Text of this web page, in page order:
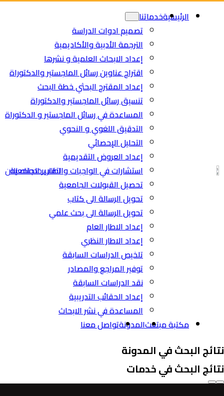
Skip
الرئيسيةخدماتنا
تصميم ادوات الدراسة
الترجمة الأدبية والأكاديمية
إعداد الابحاث العلمية و نشرها
اقتراح عناوين رسائل الماجستير والدكتوراة
إعداد المقترح البحثي خطة البحث
تنسيق رسائل الماجستير والدكتوراة
المساعدة في رسائل الماجستير و الدكتوراة
التدقيق اللغوي و النحوي
التحليل الإحصائي
إعداد العروض التقديمية
استشارات في الواجبات والتقارير الجامعية
تحصيل القبولات الجامعية
تحويل الرسالة الى كتاب
تحويل الرسالة الى بحث علمي
إعداد الاطار العام
إعداد الاطار النظري
تلخيص الدراسات السابقة
توفير المراجع والمصادر
نقد الدراسات السابقة
إعداد الحقائب التدريبية
المساعدة في نشر الابحاث
مكتبة مبتعثالمدونةتواصل معنا
اطلب خدمتك الان
نتائج البحث في المدونة
نتائج البحث في خدمات